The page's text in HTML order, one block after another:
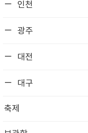
인천
광주
대전
대구
축제